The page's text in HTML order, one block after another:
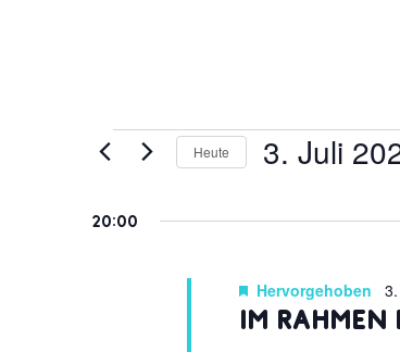
3.
Heute 3. Juli
20:00
Im
Hervorgehoben